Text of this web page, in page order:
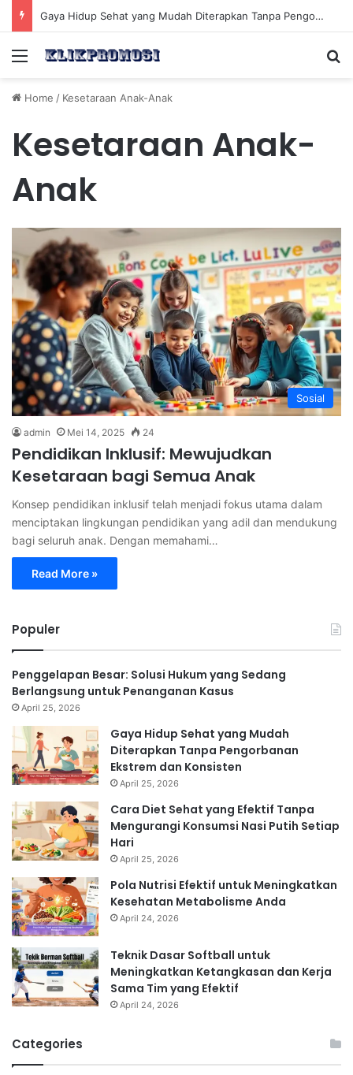
Gaya Hidup Sehat yang Mudah Diterapkan Tanpa Pengorbanan Ekstrem dan Konsisten
Menu
Home / Kesetaraan Anak-Anak
Kesetaraan Anak-
Anak
Sosial
admin Mei 14, 2025 24
Pendidikan Inklusif: Mewujudkan
Kesetaraan bagi Semua Anak
Konsep pendidikan inklusif telah menjadi fokus utama dalam
menciptakan lingkungan pendidikan yang adil dan mendukung
bagi seluruh anak. Dengan memahami…
Read More »
Populer
Penggelapan Besar: Solusi Hukum yang Sedang
Berlangsung untuk Penanganan Kasus
April 25, 2026
Gaya Hidup Sehat yang Mudah
Diterapkan Tanpa Pengorbanan
Ekstrem dan Konsisten
April 25, 2026
Cara Diet Sehat yang Efektif Tanpa
Mengurangi Konsumsi Nasi Putih Setiap
Hari
April 25, 2026
Pola Nutrisi Efektif untuk Meningkatkan
Kesehatan Metabolisme Anda
April 24, 2026
Teknik Dasar Softball untuk
Meningkatkan Ketangkasan dan Kerja
Sama Tim yang Efektif
April 24, 2026
Categories